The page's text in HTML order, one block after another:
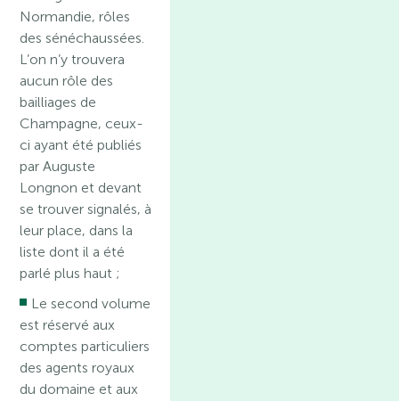
Normandie, rôles
des sénéchaussées.
L’on n’y trouvera
aucun rôle des
bailliages de
Champagne, ceux-
ci ayant été publiés
par Auguste
Longnon et devant
se trouver signalés, à
leur place, dans la
liste dont il a été
parlé plus haut ;
Le second volume
est réservé aux
comptes particuliers
des agents royaux
du domaine et aux